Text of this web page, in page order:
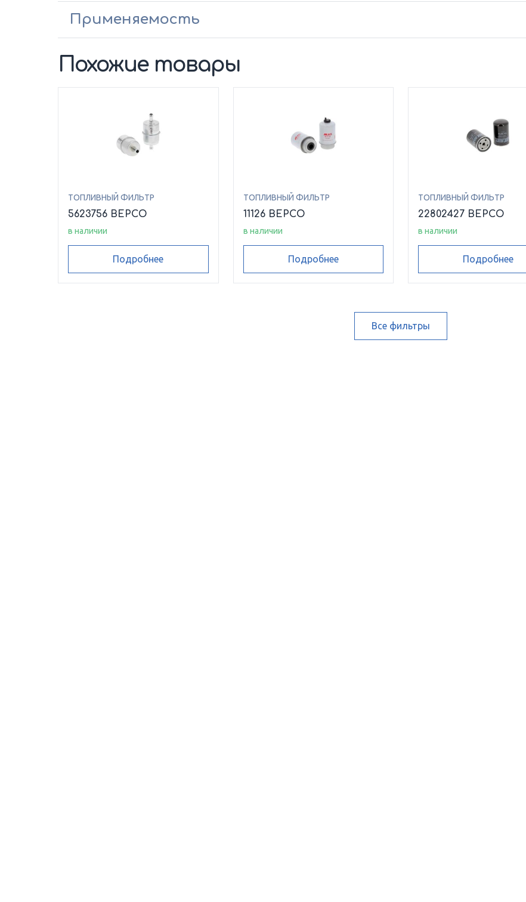
Применяемость
Похожие товары
ТОПЛИВНЫЙ ФИЛЬТР
5623756 BEPCO
в наличии
Подробнее
ТОПЛИВНЫЙ ФИЛЬТР
11126 BEPCO
в наличии
Подробнее
ТОПЛИВНЫЙ ФИЛЬТР
22802427 BEPCO
в наличии
Подробнее
Все фильтры